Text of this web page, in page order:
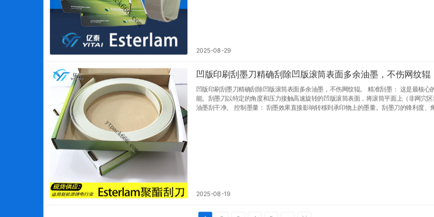
2025-08-29
凹版印刷刮墨刀精确刮除凹版滚筒表面多余油墨，不伤网纹辊
凹版印刷刮墨刀精确刮除凹版滚筒表面多余油墨，不伤网纹辊。 精准刮墨： 这是最核心的功
能。刮墨刀以特定的角度和压力接触高速旋转的凹版滚筒表面，将滚筒平面上（非网穴
油墨刮干净。 控制墨量： 刮墨效果直接影响转移到承印物上的墨量。刮墨刀的锋利度、角度、
2025-08-19